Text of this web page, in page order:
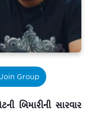
Join Group
બિમારીની સારવાર